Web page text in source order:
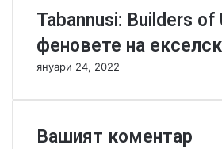
а
н
а
и
у
з
д
а
.
Tabannusi: Builders of
феновете на
януари 24, 2022
Вашият коментар